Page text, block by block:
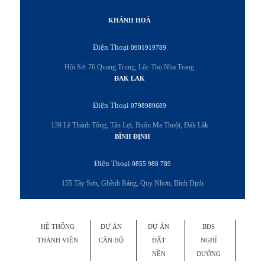
KHÁNH HOÀ
Điện Thoại 0901919789
Hội Sở: 76 Quang Trung, Lộc Thọ Nha Trang
ĐAK LAK
Điện Thoại 0798989689
139 Lê Thánh Tông, Tân Lợi, Buôn Ma Thuột, Đăk Lăk
BÌNH ĐỊNH
Điện Thoại 0855 988 789
155 Tây Sơn, Ghềnh Ráng, Quy Nhơn, Bình Định
HỆ THỐNG
THÀNH VIÊN
DỰ ÁN
CĂN HỘ
DỰ ÁN
ĐẤT
NỀN
BĐS
NGHỈ
DƯỠNG